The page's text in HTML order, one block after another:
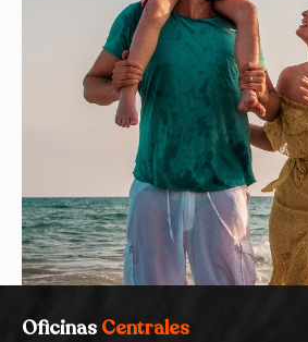
Oficinas Centrales